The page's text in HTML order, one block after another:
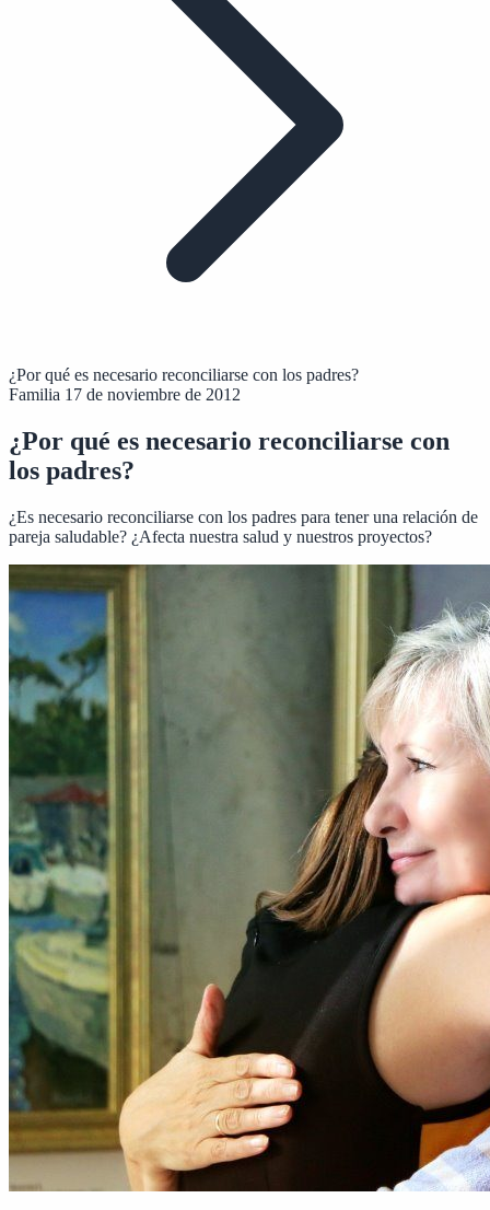
¿Por qué es necesario reconciliarse con los padres?
Familia 17 de noviembre de 2012
¿Por qué es necesario reconciliarse con
los padres?
¿Es necesario reconciliarse con los padres para tener una relación de
pareja saludable? ¿Afecta nuestra salud y nuestros proyectos?